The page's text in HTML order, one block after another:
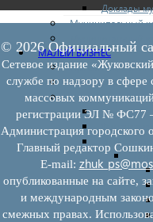
Доклады
Муниципальный
МАЛЫЙ БИЗНЕС
Прием
Новости МСП
Поддержка МСП
© 2026 Официальный
Сетевое издание
службе по надзору в
массовых
регистрации ЭЛ № ФС77
Администрация городского
Главный редактор
E‑mail:
опубликованные на сайте,
и международным
смежных правах.